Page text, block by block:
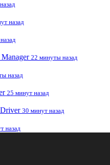
назад
Manager 22 минуты назад
назад
25 минут назад
30 минут назад
назад